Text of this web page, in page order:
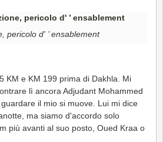
pericolo d' ’ ensablement
KM e KM 199 prima di Dakhla. Mi
lì ancora Adjudant Mohammed
il mio si muove. Lui mi dice
ma siamo d'accordo solo
più avanti al suo posto, Oued Kraa o